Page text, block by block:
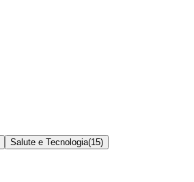
Salute e Tecnologia(15)